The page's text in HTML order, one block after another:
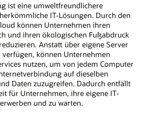
ist eine umweltfreundlichere
IT-Lösungen. Durch den
können Unternehmen ihren
und ihren ökologischen Fußabdruck
Anstatt über eigene Server
verfügen, können Unternehmen
nutzen, um von jedem Computer
auf dieselben
Daten zuzugreifen. Dadurch entfällt
für Unternehmen, ihre eigene IT-
und zu warten.